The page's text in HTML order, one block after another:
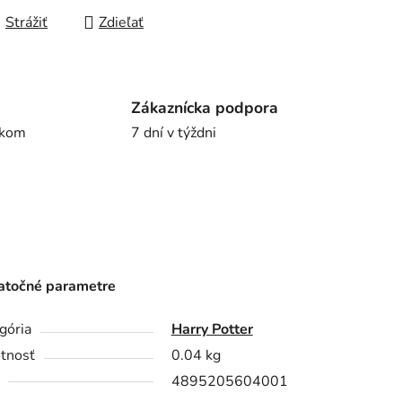
Strážiť Zdieľať
Zákaznícka podpora
7 dní v týždni
parametre
Harry Potter
0.04 kg
4895205604001